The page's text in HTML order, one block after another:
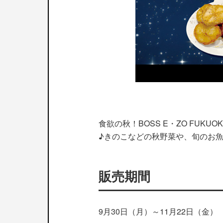
食欲の秋！BOSS E・ZO
♪きのこなどの秋野菜や、旬のお
販売期間
9月30日（月）～11月22日（金）